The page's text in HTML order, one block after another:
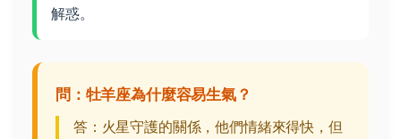
解惑。
問：牡羊座為什麼容易生氣？
答：火星守護的關係，他們情緒來得快，但